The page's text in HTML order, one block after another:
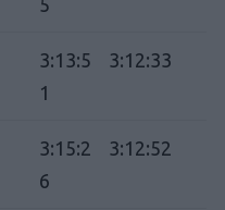
3:13:5
1
3:12:33
3:15:2
6
3:12:52